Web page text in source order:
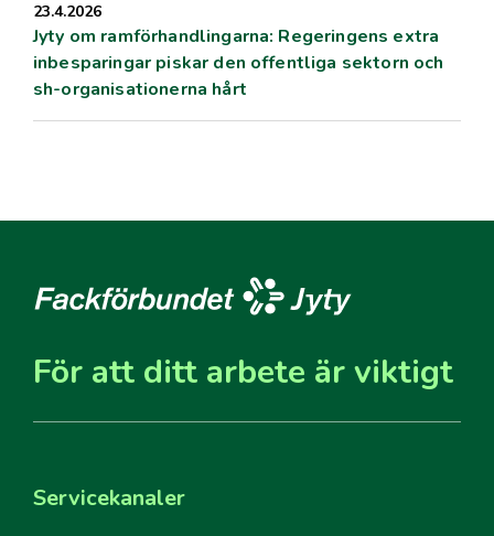
23.4.2026
Jyty om ramförhandlingarna: Regeringens extra
inbesparingar piskar den offentliga sektorn och
sh-organisationerna hårt
För att ditt arbete är viktigt
Servicekanaler